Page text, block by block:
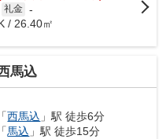
礼金 -
/ 26.40㎡
馬込
「西馬込 」駅 徒歩6分
「馬込 」駅 徒歩15分